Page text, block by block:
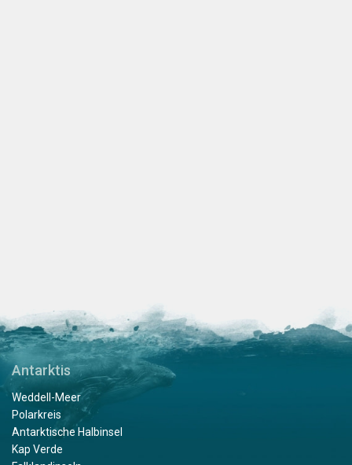
Antarktis
Weddell-Meer
Polarkreis
Antarktische Halbinsel
Kap Verde